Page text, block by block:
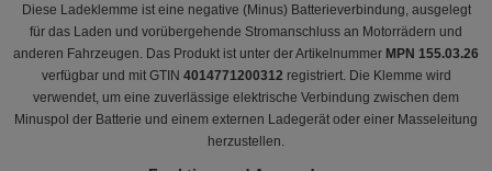
Diese Ladeklemme ist eine negative (Minus) Batterieverbindung, ausgelegt
für das Laden und vorübergehende Stromanschluss an Motorrädern und
anderen Fahrzeugen. Das Produkt ist unter der Artikelnummer MPN 155.03.26
verfügbar und mit GTIN 4014771200312 registriert. Die Klemme wird
verwendet, um eine zuverlässige elektrische Verbindung zwischen dem
Minuspol der Batterie und einem externen Ladegerät oder einer Masseleitung
herzustellen.